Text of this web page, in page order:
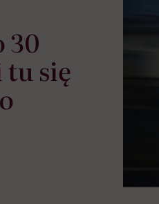
30
tu się